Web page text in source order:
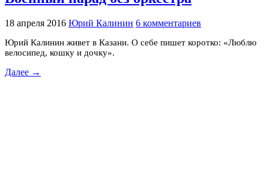
18 апреля 2016 Юрий Калинин 6 комментариев
Юрий Калинин живет в Казани. О себе пишет коротко: «Люблю
велосипед, кошку и дочку».
Далее →